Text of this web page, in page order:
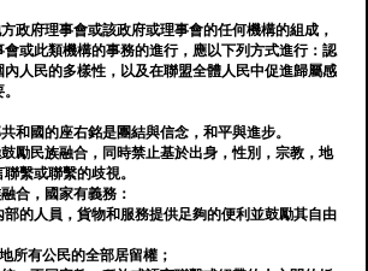
政府理事會或該政府或理事會的任何機構的組成，
會或此類機構的事務的進行，應以下列方式進行：認
內人民的多樣性，以及在聯盟全體人民中促進歸屬感
和國的座右銘是團結與信念，和平與進步。
勵民族融合，同時禁止基於出身，性別，宗教，地
繫或聯繫的歧視。
合，國家有義務：
部的人員，貨物和服務提供足夠的便利並鼓勵其自由
所有公民的全部居留權；